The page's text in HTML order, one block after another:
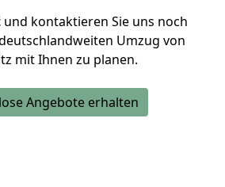
und kontaktieren Sie uns noch
Umzug von
mit Ihnen zu planen.
Angebote erhalten